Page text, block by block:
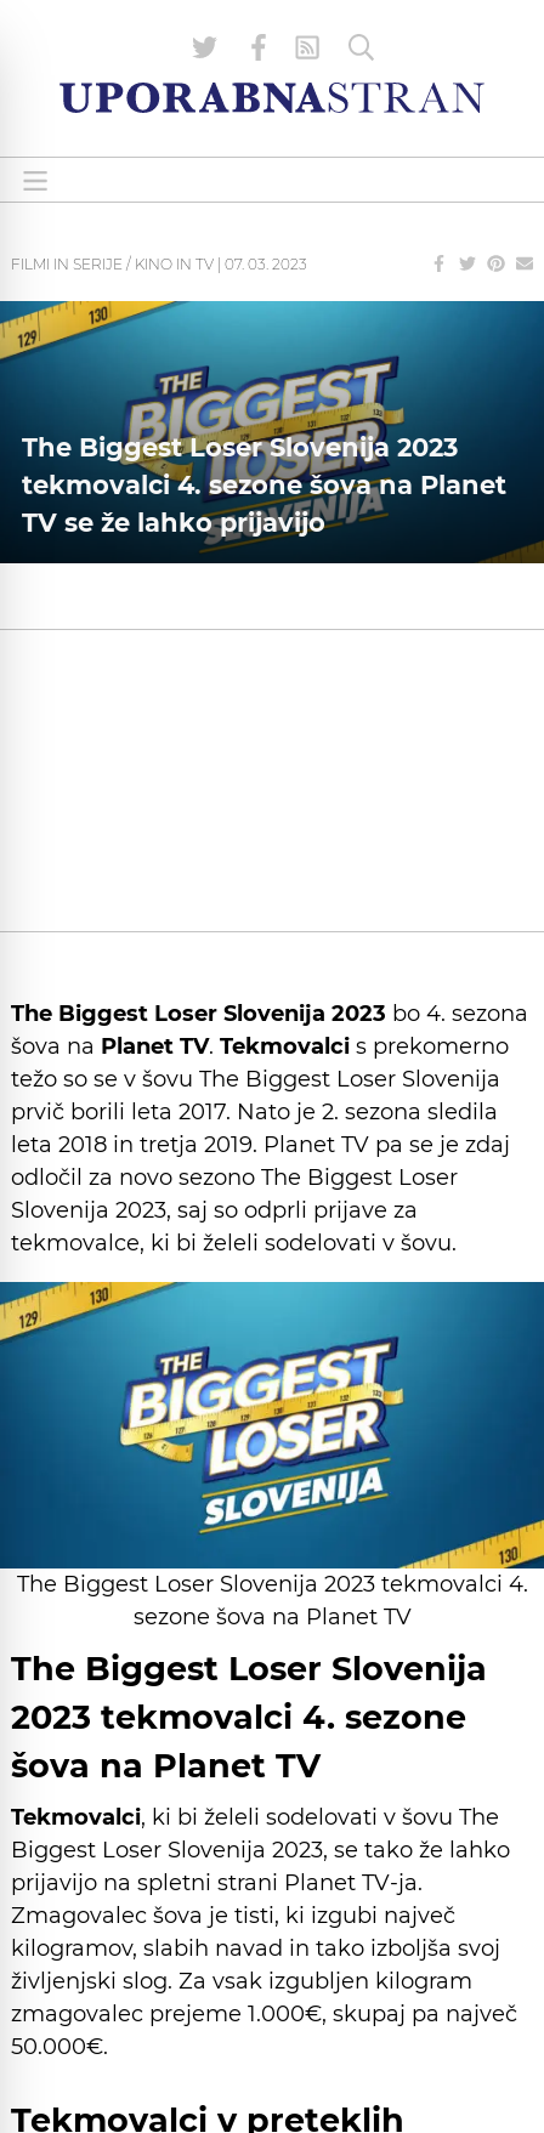
FILMI IN SERIJE / KINO IN TV 07. 03. 2023
The Biggest Loser Slovenija 2023
tekmovalci 4. sezone šova na Planet
TV se že lahko prijavijo
The Biggest Loser Slovenija 2023 bo 4. sezona
šova na Planet TV. Tekmovalci s prekomerno
težo so se v šovu The Biggest Loser Slovenija
prvič borili leta 2017. Nato je 2. sezona sledila
leta 2018 in tretja 2019. Planet TV pa se je zdaj
odločil za novo sezono The Biggest Loser
Slovenija 2023, saj so odprli prijave za
tekmovalce, ki bi želeli sodelovati v šovu.
The Biggest Loser Slovenija 2023 tekmovalci 4.
sezone šova na Planet TV
The Biggest Loser Slovenija
2023 tekmovalci 4. sezone
šova na Planet TV
Tekmovalci, ki bi želeli sodelovati v šovu The
Biggest Loser Slovenija 2023, se tako že lahko
prijavijo na spletni strani Planet TV-ja.
Zmagovalec šova je tisti, ki izgubi največ
kilogramov, slabih navad in tako izboljša svoj
življenjski slog. Za vsak izgubljen kilogram
zmagovalec prejeme 1.000€, skupaj pa največ
50.000€.
Tekmovalci v preteklih